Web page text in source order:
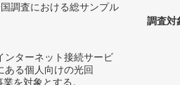
調査における総サンプル
ンターネット接続サービ
ある個人向けの光回
を対象とする。
調査対